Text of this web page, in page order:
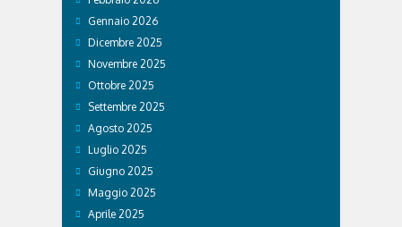
Gennaio 2026
Dicembre 2025
Novembre 2025
Ottobre 2025
Settembre 2025
Agosto 2025
Luglio 2025
Giugno 2025
Maggio 2025
Aprile 2025